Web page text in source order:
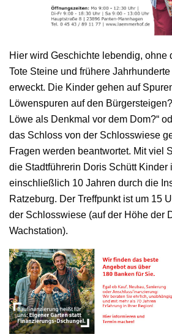
Hier wird Geschichte lebendig, ohne
Tote Steine und frühere
erweckt. Die Kinder gehen auf
Löwenspuren auf den
Löwe als Denkmal vor dem Dom?“
das Schloss von der Schlosswiese
Fragen werden beantwortet. Mit viel
die Stadtführerin Doris Schütt Kinder
einschließlich 10 Jahren durch die
Ratzeburg. Der Treffpunkt ist um 15
der Schlosswiese (auf der Höhe der
Wachstation).